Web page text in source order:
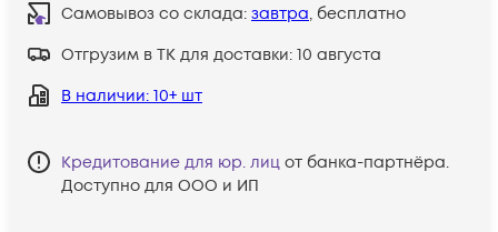
Самовывоз со склада: завтра, бесплатно
Отгрузим в ТК для доставки: 10 августа
В наличии: 10+ шт
Кредитование для юр. лиц от банка-партнёра.
Доступно для ООО и ИП